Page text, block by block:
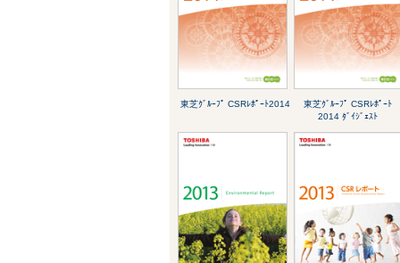
東芝ｸﾞﾙｰﾌﾟ CSRﾚﾎﾟｰﾄ2014
東芝ｸﾞﾙｰﾌﾟ CSRﾚﾎﾟｰﾄ
2014 ﾀﾞｲｼﾞｪｽﾄ